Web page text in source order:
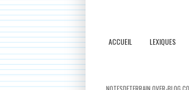
ACCUEIL LEXIQUES